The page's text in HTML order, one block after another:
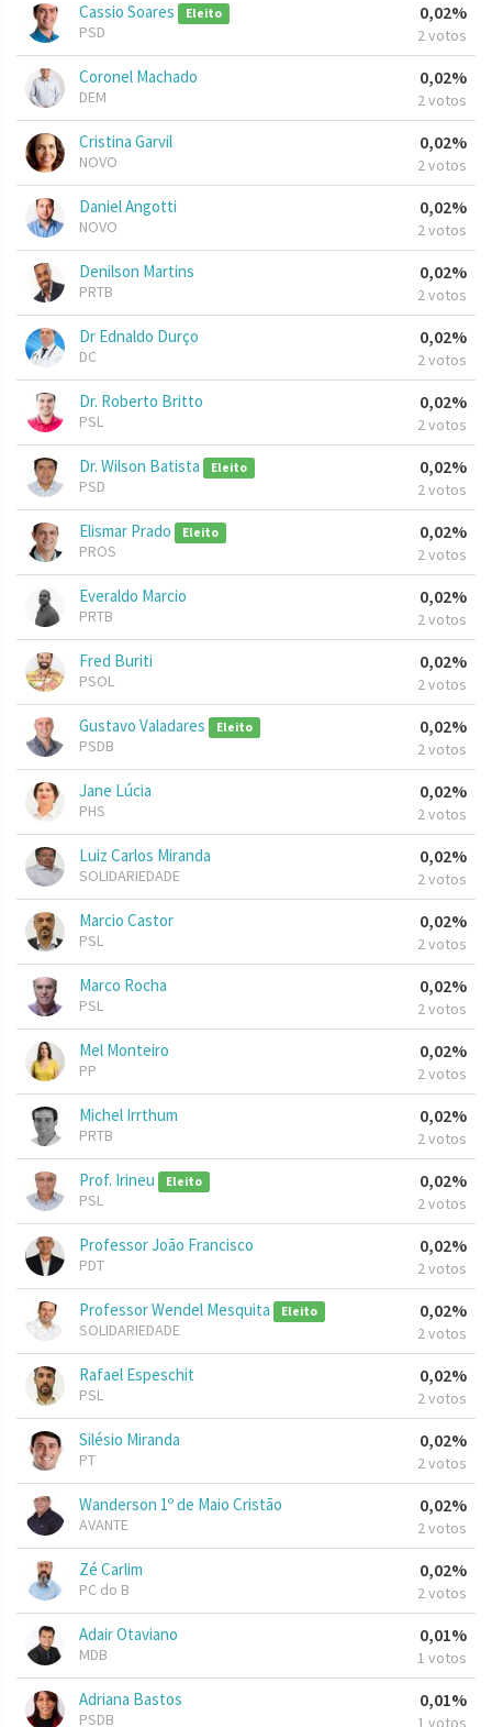
Cassio Soares Eleito
PSD
0,02%
2 votos
Coronel Machado
DEM
0,02%
2 votos
Cristina Garvil
NOVO
0,02%
2 votos
Daniel Angotti
NOVO
0,02%
2 votos
Denilson Martins
PRTB
0,02%
2 votos
Dr Ednaldo Durço
DC
0,02%
2 votos
Dr. Roberto Britto
PSL
0,02%
2 votos
Dr. Wilson Batista Eleito
PSD
0,02%
2 votos
Elismar Prado Eleito
PROS
0,02%
2 votos
Everaldo Marcio
PRTB
0,02%
2 votos
Fred Buriti
PSOL
0,02%
2 votos
Gustavo Valadares Eleito
PSDB
0,02%
2 votos
Jane Lúcia
PHS
0,02%
2 votos
Luiz Carlos Miranda
SOLIDARIEDADE
0,02%
2 votos
Marcio Castor
PSL
0,02%
2 votos
Marco Rocha
PSL
0,02%
2 votos
Mel Monteiro
PP
0,02%
2 votos
Michel Irrthum
PRTB
0,02%
2 votos
Prof. Irineu Eleito
PSL
0,02%
2 votos
Professor João Francisco
PDT
0,02%
2 votos
Professor Wendel Mesquita Eleito
SOLIDARIEDADE
0,02%
2 votos
Rafael Espeschit
PSL
0,02%
2 votos
Silésio Miranda
PT
0,02%
2 votos
Wanderson 1º de Maio Cristão
AVANTE
0,02%
2 votos
Zé Carlim
PC do B
0,02%
2 votos
Adair Otaviano
MDB
0,01%
1 votos
Adriana Bastos
PSDB
0,01%
1 votos